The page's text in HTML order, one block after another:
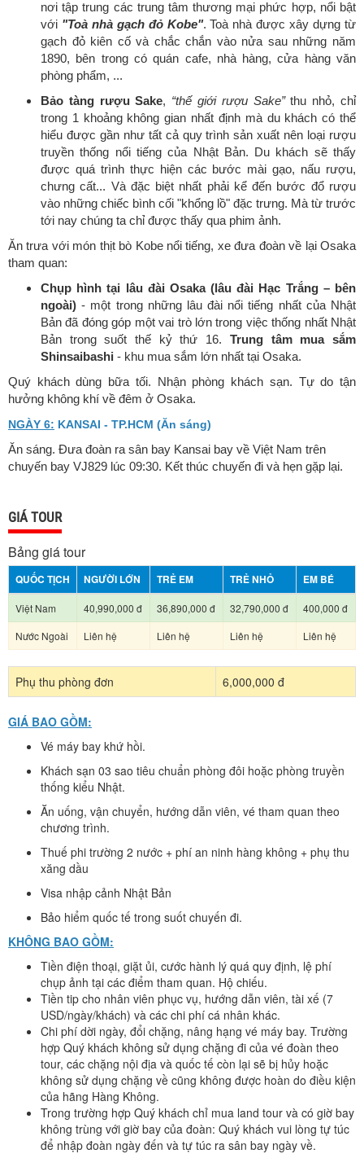
nơi tập trung các trung tâm thương mại phức hợp, nổi bật
với "Toà nhà gạch đỏ Kobe". Toà nhà được xây dựng từ
gạch đỏ kiên cố và chắc chắn vào nửa sau những năm
1890, bên trong có quán cafe, nhà hàng, cửa hàng văn
phòng phẩm, ...
Bảo tàng rượu Sake, “thế giới rượu Sake”thu nhỏ, chỉ
trong 1 khoảng không gian nhất định mà du khách có thể
hiểu được gần như tất cả quy trình sản xuất nên loại rượu
truyền thống nổi tiếng của Nhật Bản. Du khách sẽ thấy
được quá trình thực hiện các bước mài gạo, nấu rượu,
chưng cất... Và đặc biệt nhất phải kể đến bước đổ rượu
vào những chiếc bình cối "khổng lồ" đặc trưng. Mà từ trước
tới nay chúng ta chỉ được thấy qua phim ảnh.
Ăn trưa với món thịt bò Kobe nổi tiếng, xe đưa đoàn về lại Osaka
tham quan:
Chụp hình tại lâu đài Osaka (lâu đài Hạc Trắng – bên
ngoài) - một trong những lâu đài nổi tiếng nhất của Nhật
Bản đã đóng góp một vai trò lớn trong việc thống nhất Nhật
Bản trong suốt thế kỷ thứ 16. Trung tâm mua sắm
Shinsaibashi - khu mua sắm lớn nhất tại Osaka.
Quý khách dùng bữa tối. Nhận phòng khách sạn. Tự do tận
hưởng không khí về đêm ở Osaka.
NGÀY 6: KANSAI - TP.HCM (Ăn sáng)
Ăn sáng. Đưa đoàn ra sân bay Kansai bay về Việt Nam trên
chuyến bay VJ829 lúc 09:30. Kết thúc chuyến đi và hẹn gặp lại.
GIÁ TOUR
Bảng giá tour
QUỐC TỊCH NGƯỜI LỚN TRẺ EM TRẺ NHỎ EM BÉ
Việt Nam 40,990,000 đ 36,890,000 đ 32,790,000 đ
400,000 đ
Nước Ngoài
Liên hệ Liên hệ Liên hệ Liên hệ
Phụ thu phòng đơn 6,000,000 đ
GIÁ BAO GỒM:
Vé máy bay khứ hồi.
Khách sạn 03 sao tiêu chuẩn phòng đôi hoặc phòng truyền
thống kiểu Nhật.
Ăn uống, vận chuyển, hướng dẫn viên, vé tham quan theo
chương trình.
Thuế phi trường 2 nước + phí an ninh hàng không + phụ thu
xăng dầu
Visa nhập cảnh Nhật Bản
Bảo hiểm quốc tế trong suốt chuyến đi.
KHÔNG BAO GỒM:
Tiền điện thoại, giặt ủi, cước hành lý quá quy định, lệ phí
chụp ảnh tại các điểm tham quan. Hộ chiếu.
Tiền tip cho nhân viên phục vụ, hướng dẫn viên, tài xế (7
USD/ngày/khách) và các chi phí cá nhân khác.
Chi phí dời ngày, đổi chặng, nâng hạng vé máy bay. Trường
hợp Quý khách không sử dụng chặng đi của vé đoàn theo
tour, các chặng nội địa và quốc tế còn lại sẽ bị hủy hoặc
không sử dụng chặng về cũng không được hoàn do điều kiện
của hãng Hàng Không.
Trong trường hợp Quý khách chỉ mua land tour và có giờ bay
không trùng với giờ bay của đoàn: Quý khách vui lòng tự túc
để nhập đoàn ngày đến và tự túc ra sân bay ngày về.